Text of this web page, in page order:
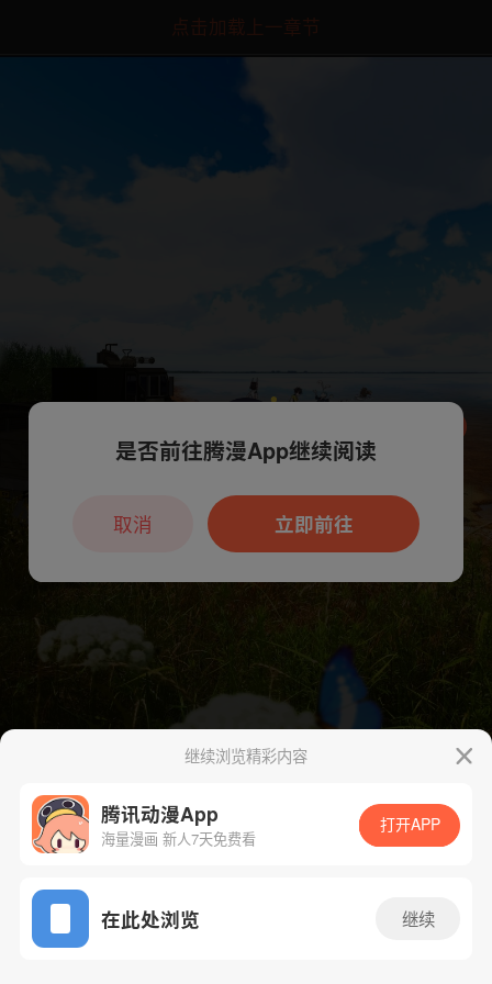
点击加载上一章节
App免费看
下一话
继续浏览精彩内容
腾讯动漫App
海量漫画 新人7天免费看
打开APP
在此处浏览 继续
本章节仅支持App阅读，可打开App新用
户7天免费看
是否前往腾漫App继续阅读
立即前往
取消